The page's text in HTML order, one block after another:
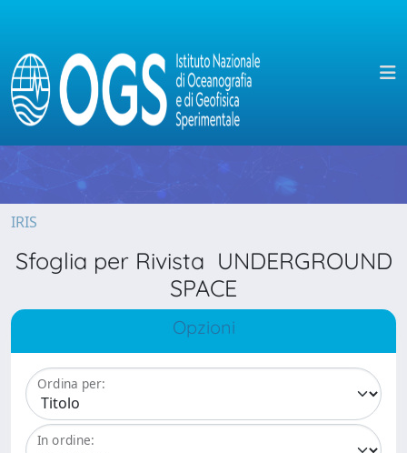
IRIS
Sfoglia per Rivista UNDERGROUND
SPACE
Opzioni
Ordina per:
In ordine: